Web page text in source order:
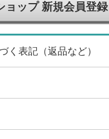
ョップ 新規会員登録
く表記（返品など）